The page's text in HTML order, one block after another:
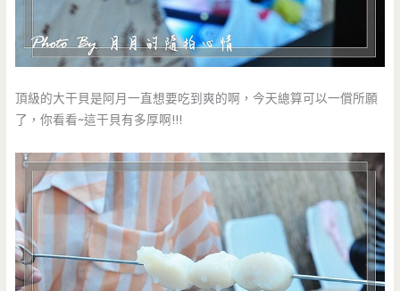
頂級的大干貝是阿月一直想要吃到爽的啊，今天總算可以一償所願
了，你看看~這干貝有多厚啊!!!